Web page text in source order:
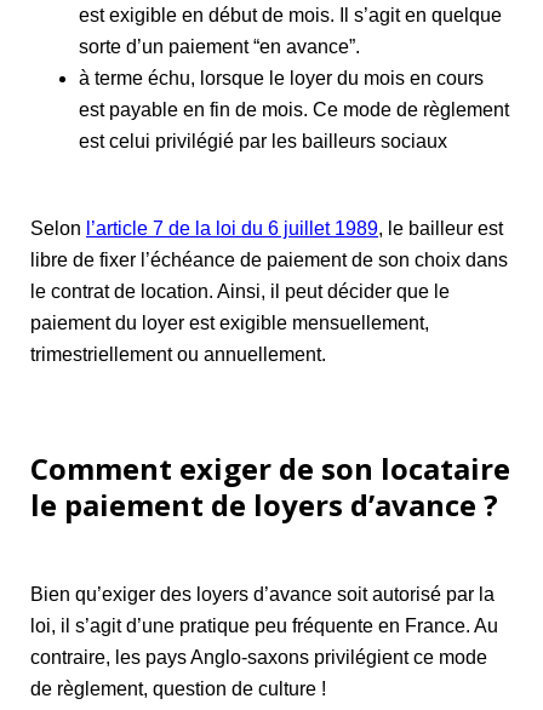
est exigible en début de mois. Il s’agit en quelque
sorte d’un paiement “en avance”.
à terme échu, lorsque le loyer du mois en cours
est payable en fin de mois. Ce mode de règlement
est celui privilégié par les bailleurs sociaux
Selon l’article 7 de la loi du 6 juillet 1989, le bailleur est
libre de fixer l’échéance de paiement de son choix dans
le contrat de location. Ainsi, il peut décider que le
paiement du loyer est exigible mensuellement,
trimestriellement ou annuellement.
Comment exiger de son locataire
le paiement de loyers d’avance ?
Bien qu’exiger des loyers d’avance soit autorisé par la
loi, il s’agit d’une pratique peu fréquente en France. Au
contraire, les pays Anglo-saxons privilégient ce mode
de règlement, question de culture !